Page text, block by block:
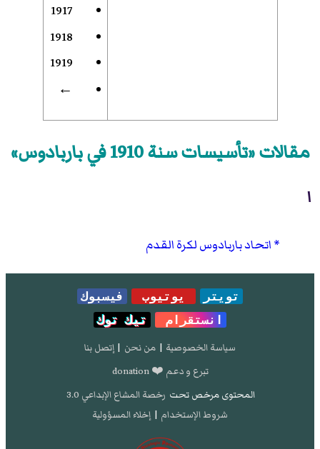
1917
1918
1919
←
مقالات «تأسيسات سنة 1910 في باربادوس»
ا
اتحاد باربادوس لكرة القدم
تويتر يوتيوب
فيسبوك
انستقرام
تيك توك
سياسة الخصوصية | من نحن | إتصل بنا
تبرع و دعم ❤️ donation
المحتوى مرخص تحت رخصة المشاع الإبداعي 3.0
شروط الإستخدام | إخلاء المسؤولية